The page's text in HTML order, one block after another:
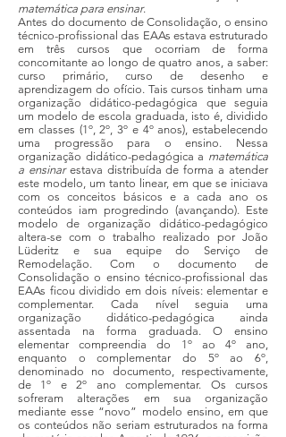
matemática para ensinar.
Antes do documento de Consolidação, o ensino
técnico-profissional das EAAs estava estruturado
em três cursos que ocorriam de forma
concomitante ao longo de quatro anos, a saber:
curso primário, curso de desenho e
aprendizagem do ofício. Tais cursos tinham uma
organização didático-pedagógica que seguia
um modelo de escola graduada, isto é, dividido
em classes (1º, 2º, 3º e 4º anos), estabelecendo
uma progressão para o ensino. Nessa
organização didático-pedagógica a matemática
a ensinarestava distribuída de forma a atender
este modelo, um tanto linear, em que se iniciava
com os conceitos básicos e a cada ano os
conteúdos iam progredindo (avançando). Este
modelo de organização didático-pedagógico
altera-se com o trabalho realizado por João
Lüderitz e sua equipe do Serviço de
Remodelação. Com o documento de
Consolidação o ensino técnico-profissional das
EAAs ficou dividido em dois níveis: elementar e
complementar. Cada nível seguia uma
organização didático-pedagógica ainda
assentada na forma graduada. O ensino
elementar compreendia do 1º ao 4º ano,
enquanto o complementar do 5º ao 6º,
denominado no documento, respectivamente,
de 1º e 2º ano complementar. Os cursos
sofreram alterações em sua organização
mediante esse “novo” modelo ensino, em que
os conteúdos não seriam estruturados na forma